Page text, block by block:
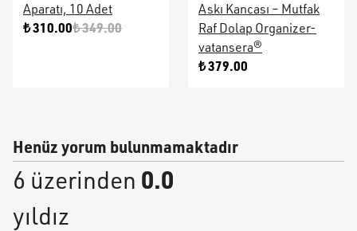
Aparatı, 10 Adet
₺ 310.00₺ 349.00
Askı Kancası – Mutfak
Raf Dolap Organizer-
vatansera®
₺ 379.00
Henüz yorum bulunmamaktadır
6 üzerinden 0.0
yıldız